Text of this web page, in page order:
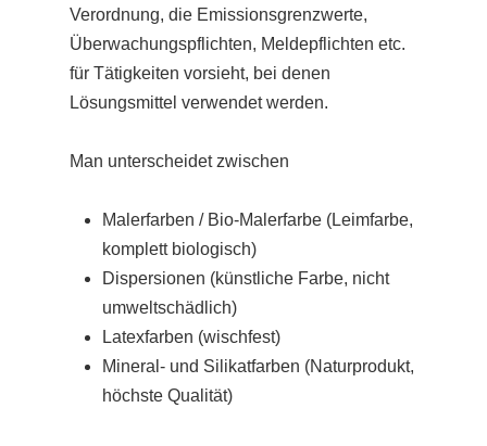
Verordnung, die Emissionsgrenzwerte,
Überwachungspflichten, Meldepflichten etc.
für Tätigkeiten vorsieht, bei denen
Lösungsmittel verwendet werden.
Man unterscheidet zwischen
Malerfarben / Bio-Malerfarbe (Leimfarbe,
komplett biologisch)
Dispersionen (künstliche Farbe, nicht
umweltschädlich)
Latexfarben (wischfest)
Mineral- und Silikatfarben (Naturprodukt,
höchste Qualität)